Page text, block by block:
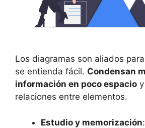
Los diagramas son aliados
se entienda fácil. Condensan
información en poco espacio
relaciones entre elementos.
Estudio y memorización